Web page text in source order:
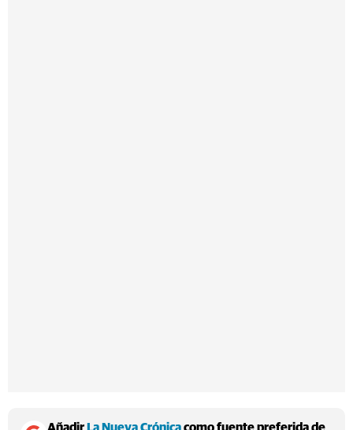
AñadirLa Nueva Crónicacomo fuente preferida de